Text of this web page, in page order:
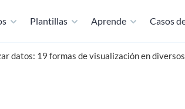
Plantillas Aprende Casos
datos: 19 formas de visualización en